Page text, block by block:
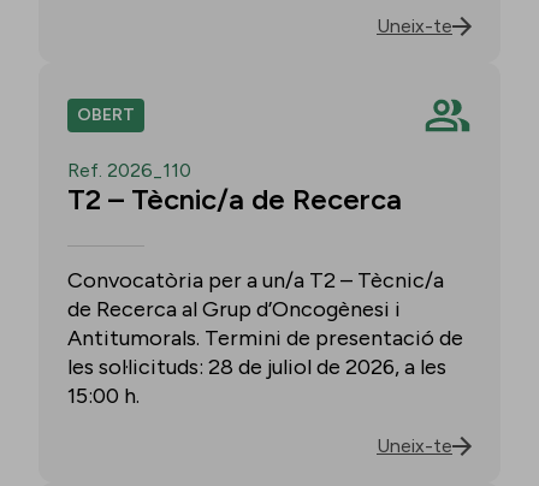
Uneix-te
OBERT
Ref. 2026_110
T2 – Tècnic/a de Recerca
Convocatòria per a un/a T2 – Tècnic/a
de Recerca al Grup d’Oncogènesi i
Antitumorals. Termini de presentació de
les sol·licituds: 28 de juliol de 2026, a les
15:00 h.
Uneix-te